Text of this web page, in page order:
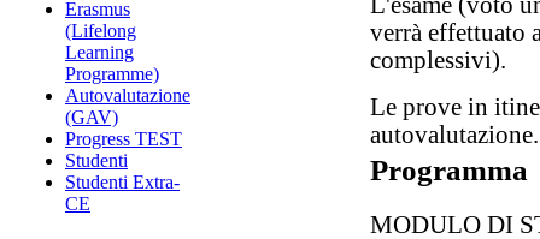
Erasmus
(Lifelong
Learning
Programme)
Autovalutazione
(GAV)
Progress TEST
Studenti
Studenti Extra-
CE
verrà effettuato
complessivi).
Le prove in
Programma
MODULO DI